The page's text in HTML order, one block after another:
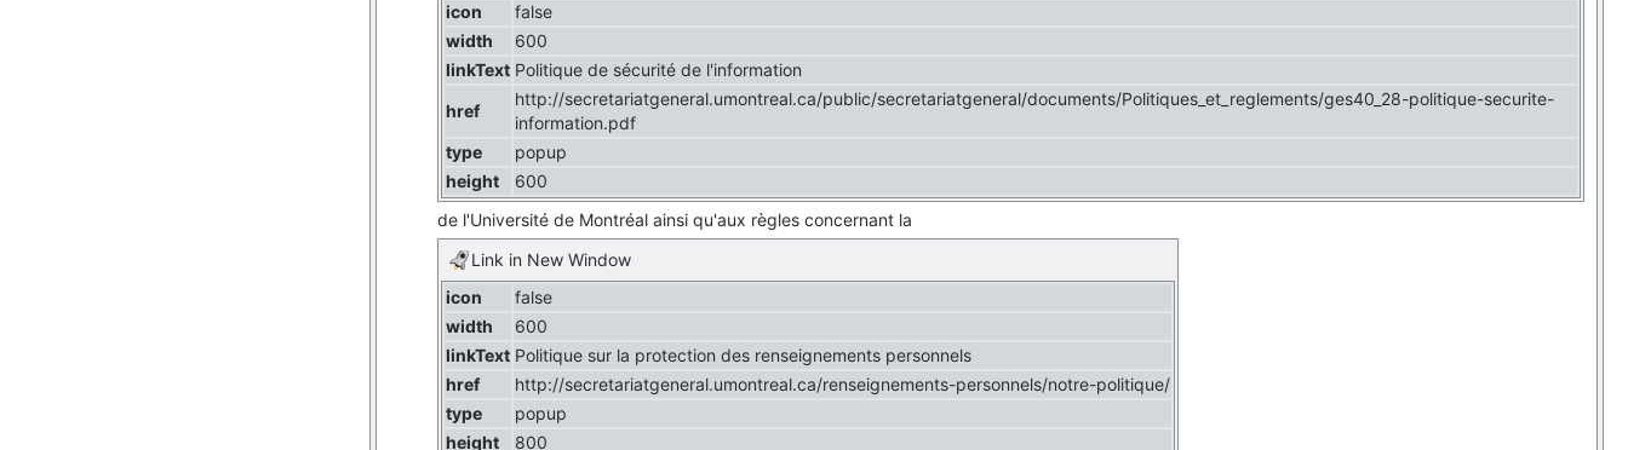
icon
false
width
600
linkText Politique de sécurité de l'information
href
http://secretariatgeneral.umontreal.ca/public/secretariatgeneral/documents/Politiques_et_reglements/ges40_28-politique-securite-
information.pdf
type
popup
height
600
de l'Université de Montréal ainsi qu'aux règles concernant la
Link in New Window
icon
false
width
600
linkText Politique sur la protection des renseignements personnels
href
http://secretariatgeneral.umontreal.ca/renseignements-personnels/notre-politique/
type
popup
height
800